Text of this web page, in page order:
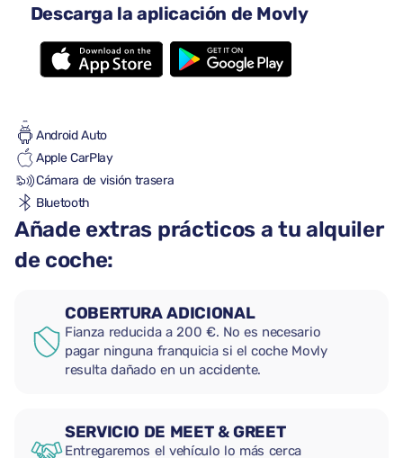
Descarga la aplicación de Movly
Transmisión automática
5 asientos
4 maletas grandes
Android Auto
Apple CarPlay
Cámara de visión trasera
Bluetooth
Añade extras prácticos a tu alquiler
de coche:
COBERTURA ADICIONAL
Fianza reducida a 200 €. No es necesario
pagar ninguna franquicia si el coche Movly
resulta dañado en un accidente.
SERVICIO DE MEET & GREET
Entregaremos el vehículo lo más cerca